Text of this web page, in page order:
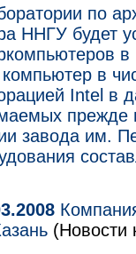
по
ННГУ будет
в
Intel в
завода им.
(Новости